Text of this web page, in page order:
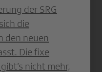
der SRG
die
den neuen
Die fixe
nicht mehr,